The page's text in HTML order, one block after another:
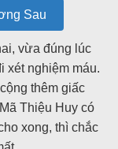
Sau
vừa đúng lúc
xét nghiệm máu.
thêm giấc
Thiệu Huy có
xong, thì chắc